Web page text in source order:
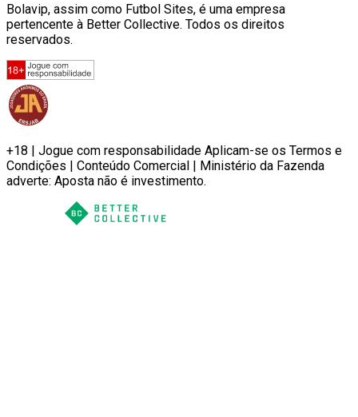
Bolavip, assim como Futbol Sites, é uma empresa
pertencente à Better Collective. Todos os direitos
reservados.
+18 | Jogue com responsabilidade Aplicam-se os Termos e
Condições | Conteúdo Comercial | Ministério da Fazenda
adverte: Aposta não é investimento.